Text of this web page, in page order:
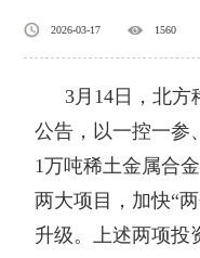
2026-03-17 1560
3月14日，北方
公告，以一控一参
1万吨稀土金属合
两大项目，加快“
升级。上述两项投